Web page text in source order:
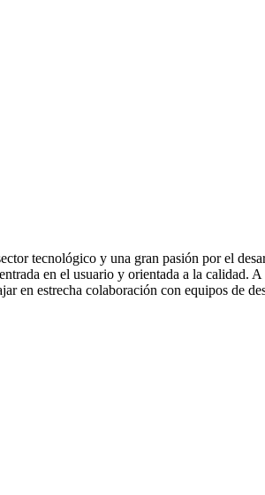
tecnológico y una gran pasión por el
en el usuario y orientada a la calidad.
en estrecha colaboración con equipos de